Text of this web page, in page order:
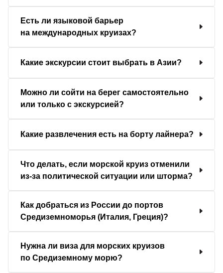
Есть ли языковой барьер
на международных круизах?
Какие экскурсии стоит выбрать в Азии?
Можно ли сойти на берег самостоятельно
или только с экскурсией?
Какие развлечения есть на борту лайнера?
Что делать, если морской круиз отменили
из-за политической ситуации или шторма?
Как добраться из России до портов
Средиземноморья (Италия, Греция)?
Нужна ли виза для морских круизов
по Средиземному морю?